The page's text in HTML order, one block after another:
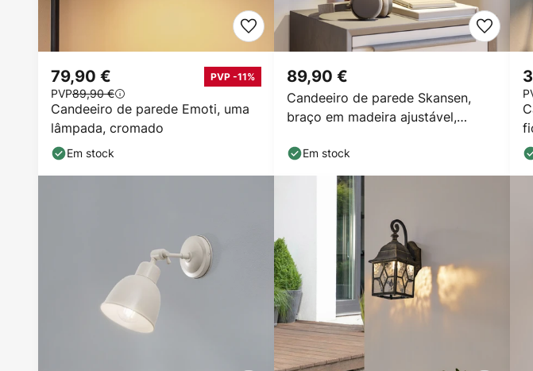
Candeeiro de parede Emoti, uma
lâmpada, cromado
79,90 € PVP -11%
PVP89,90 €
Em stock
Candeeiro de parede Skansen,
braço em madeira ajustável,
89,90 €
Em stock